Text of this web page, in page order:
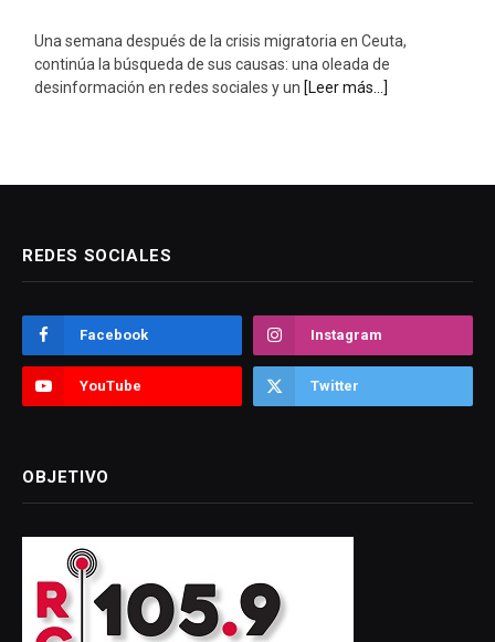
Una semana después de la crisis migratoria en Ceuta,
continúa la búsqueda de sus causas: una oleada de
desinformación en redes sociales y un [Leer más...]
REDES SOCIALES
Facebook Instagram
YouTube Twitter
OBJETIVO